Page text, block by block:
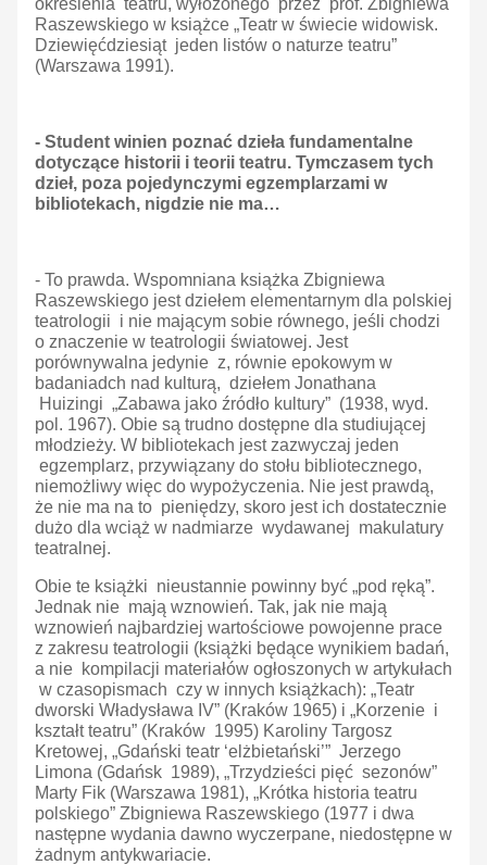
Raszewskiego w książce „Teatr w świecie widowisk.
Dziewięćdziesiąt jeden listów o naturze teatru”
(Warszawa 1991).
- Student winien poznać dzieła fundamentalne
dotyczące historii i teorii teatru. Tymczasem tych
dzieł, poza pojedynczymi egzemplarzami w
bibliotekach, nigdzie nie ma…
- To prawda. Wspomniana książka Zbigniewa
Raszewskiego jest dziełem elementarnym dla polskiej
teatrologii i nie mającym sobie równego, jeśli chodzi
o znaczenie w teatrologii światowej. Jest
porównywalna jedynie z, równie epokowym w
badaniadch nad kulturą, dziełem Jonathana
Huizingi „Zabawa jako źródło kultury” (1938, wyd.
pol. 1967). Obie są trudno dostępne dla studiującej
młodzieży. W bibliotekach jest zazwyczaj jeden
egzemplarz, przywiązany do stołu bibliotecznego,
niemożliwy więc do wypożyczenia. Nie jest prawdą,
że nie ma na to pieniędzy, skoro jest ich dostatecznie
dużo dla wciąż w nadmiarze wydawanej makulatury
teatralnej.
Obie te książki nieustannie powinny być „pod ręką”.
Jednak nie mają wznowień. Tak, jak nie mają
wznowień najbardziej wartościowe powojenne prace
z zakresu teatrologii (książki będące wynikiem badań,
a nie kompilacji materiałów ogłoszonych w artykułach
w czasopismach czy w innych książkach): „Teatr
dworski Władysława IV” (Kraków 1965) i „Korzenie i
kształt teatru” (Kraków 1995) Karoliny Targosz
Kretowej, „Gdański teatr ‘elżbietański’” Jerzego
Limona (Gdańsk 1989), „Trzydzieści pięć sezonów”
Marty Fik (Warszawa 1981), „Krótka historia teatru
polskiego” Zbigniewa Raszewskiego (1977 i dwa
następne wydania dawno wyczerpane, niedostępne w
żadnym antykwariacie.